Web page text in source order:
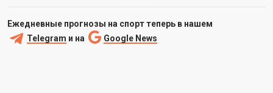
Ежедневные прогнозы на спорт теперь в нашем
Telegram и на Google News